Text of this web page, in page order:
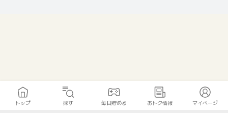
トップ 探す 毎日貯める おトク情報 マイページ